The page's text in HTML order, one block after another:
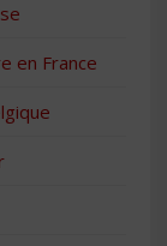
en France